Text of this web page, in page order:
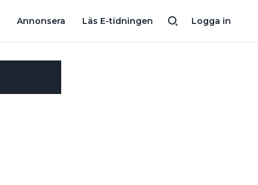
Logga in
Annonsera Läs E-tidningen